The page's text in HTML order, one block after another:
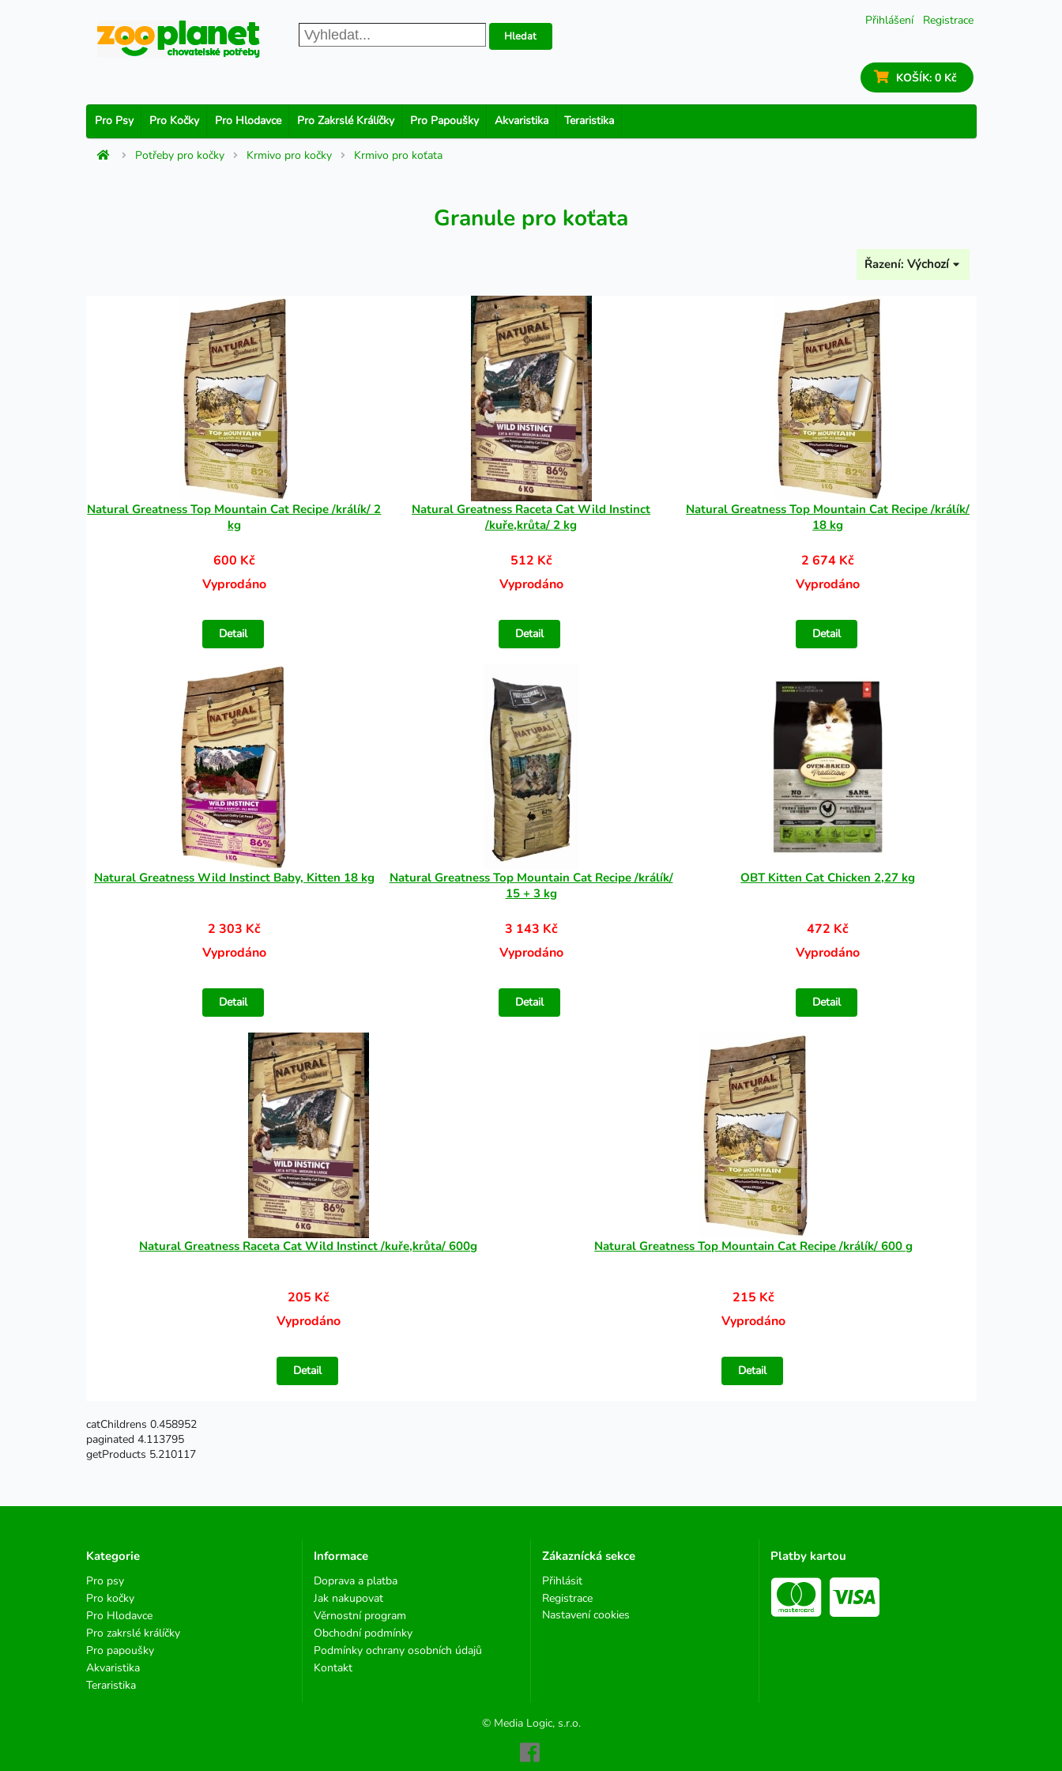
Přihlášení Registrace
Hledat
KOŠÍK: 0 Kč
Pro Psy Pro Kočky Pro Hlodavce Pro Zakrslé Králíčky Pro Papoušky Akvaristika Teraristika
Potřeby pro kočky Krmivo pro kočky Krmivo pro koťata
Granule pro koťata
Řazení: Výchozí
Natural Greatness Top Mountain Cat Recipe /králík/ 2
kg
600 Kč
Vyprodáno
Detail
Natural Greatness Raceta Cat Wild Instinct
/kuře,krůta/ 2 kg
512 Kč
Vyprodáno
Detail
Natural Greatness Top Mountain Cat Recipe /králík/
18 kg
2 674 Kč
Vyprodáno
Detail
Natural Greatness Wild Instinct Baby, Kitten 18 kg
2 303 Kč
Vyprodáno
Detail
Natural Greatness Top Mountain Cat Recipe /králík/
15 + 3 kg
3 143 Kč
Vyprodáno
Detail
OBT Kitten Cat Chicken 2,27 kg
472 Kč
Vyprodáno
Detail
Natural Greatness Raceta Cat Wild Instinct /kuře,krůta/ 600g
205 Kč
Vyprodáno
Detail
Natural Greatness Top Mountain Cat Recipe /králík/ 600 g
215 Kč
Vyprodáno
Detail
catChildrens 0.458952
paginated 4.113795
getProducts 5.210117
Kategorie
Pro psy
Pro kočky
Pro Hlodavce
Pro zakrslé králíčky
Pro papoušky
Akvaristika
Teraristika
Informace
Doprava a platba
Jak nakupovat
Věrnostní program
Obchodní podmínky
Podmínky ochrany osobních údajů
Kontakt
Zákaznícká sekce
Přihlásit
Registrace
Nastavení cookies
Platby kartou
© Media Logic, s.r.o.